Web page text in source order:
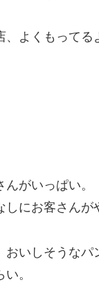
よくもってる
がいっぱい。
にお客さんが
いしそうなパ
。